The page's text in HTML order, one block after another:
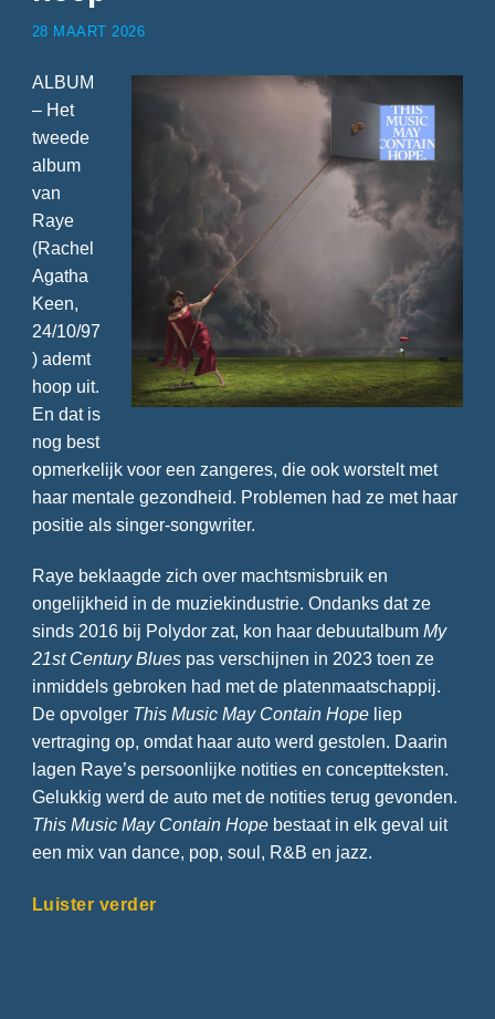
28 MAART 2026
ALBUM
– Het
tweede
album
van
Raye
(Rachel
Agatha
Keen,
24/10/97
) ademt
hoop uit.
En dat is
nog best
opmerkelijk voor een zangeres, die ook worstelt met
haar mentale gezondheid. Problemen had ze met haar
positie als singer-songwriter.
Raye beklaagde zich over machtsmisbruik en
ongelijkheid in de muziekindustrie. Ondanks dat ze
sinds 2016 bij Polydor zat, kon haar debuutalbum My
21st Century Blues pas verschijnen in 2023 toen ze
inmiddels gebroken had met de platenmaatschappij.
De opvolger This Music May Contain Hope liep
vertraging op, omdat haar auto werd gestolen. Daarin
lagen Raye’s persoonlijke notities en conceptteksten.
Gelukkig werd de auto met de notities terug gevonden.
This Music May Contain Hope bestaat in elk geval uit
een mix van dance, pop, soul, R&B en jazz.
Luister verder